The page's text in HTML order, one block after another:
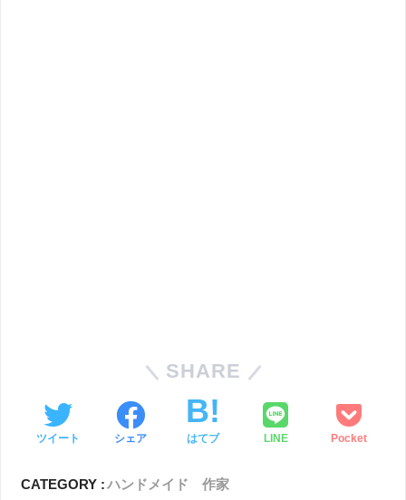
SHARE
ツイート シェア はてブ LINE Pocket
CATEGORY :ハンドメイド 作家